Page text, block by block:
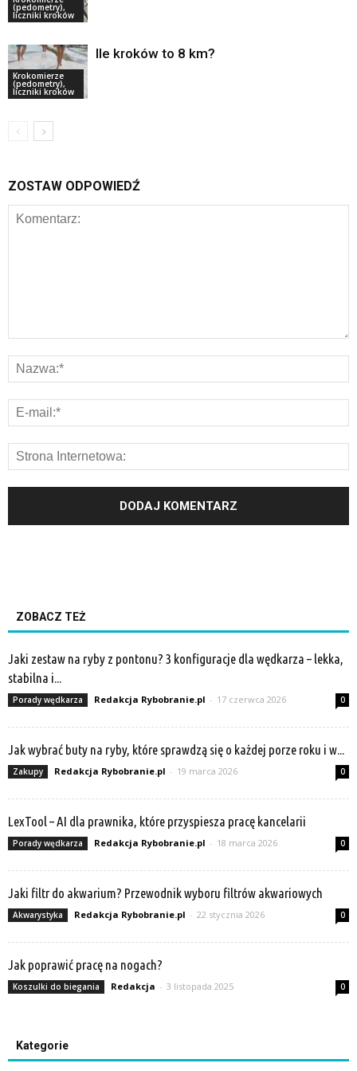
(pedometry),
liczniki kroków
Krokomierze
(pedometry),
liczniki kroków
Ile kroków to 8 km?
ZOSTAW ODPOWIEDŹ
ZOBACZ TEŻ
Jaki zestaw na ryby z pontonu? 3 konfiguracje dla wędkarza – lekka,
stabilna i...
Porady wędkarza Redakcja Rybobranie.pl - 17 czerwca 2026 0
Jak wybrać buty na ryby, które sprawdzą się o każdej porze roku i w...
Zakupy Redakcja Rybobranie.pl - 19 marca 2026 0
LexTool – AI dla prawnika, które przyspiesza pracę kancelarii
Porady wędkarza Redakcja Rybobranie.pl - 18 marca 2026 0
Jaki filtr do akwarium? Przewodnik wyboru filtrów akwariowych
Akwarystyka Redakcja Rybobranie.pl - 22 stycznia 2026 0
Jak poprawić pracę na nogach?
Koszulki do biegania Redakcja - 3 listopada 2025 0
Kategorie